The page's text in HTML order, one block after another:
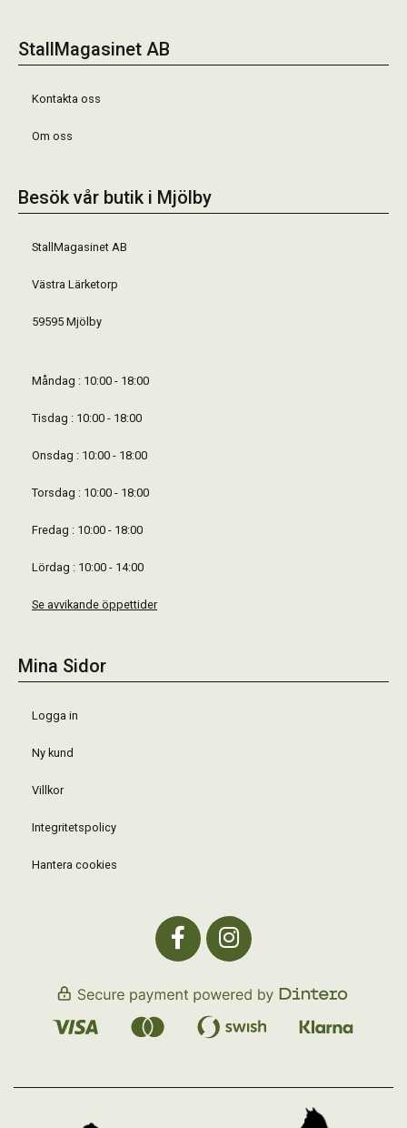
StallMagasinet AB
Kontakta oss
Om oss
Besök vår butik i Mjölby
StallMagasinet AB
Västra Lärketorp
59595 Mjölby
Måndag : 10:00 - 18:00
Tisdag : 10:00 - 18:00
Onsdag : 10:00 - 18:00
Torsdag : 10:00 - 18:00
Fredag : 10:00 - 18:00
Lördag : 10:00 - 14:00
Se avvikande öppettider
Mina Sidor
Logga in
Ny kund
Villkor
Integritetspolicy
Hantera cookies